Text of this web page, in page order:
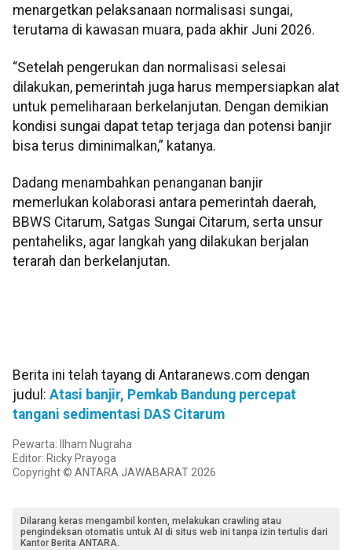
menargetkan pelaksanaan normalisasi sungai,
terutama di kawasan muara, pada akhir Juni 2026.
“Setelah pengerukan dan normalisasi selesai
dilakukan, pemerintah juga harus mempersiapkan alat
untuk pemeliharaan berkelanjutan. Dengan demikian
kondisi sungai dapat tetap terjaga dan potensi banjir
bisa terus diminimalkan,” katanya.
Dadang menambahkan penanganan banjir
memerlukan kolaborasi antara pemerintah daerah,
BBWS Citarum, Satgas Sungai Citarum, serta unsur
pentaheliks, agar langkah yang dilakukan berjalan
terarah dan berkelanjutan.
Berita ini telah tayang di Antaranews.com dengan
judul: Atasi banjir, Pemkab Bandung percepat
tangani sedimentasi DAS Citarum
Pewarta: Ilham Nugraha
Editor: Ricky Prayoga
Copyright © ANTARA JAWABARAT 2026
Dilarang keras mengambil konten, melakukan crawling atau
pengindeksan otomatis untuk AI di situs web ini tanpa izin tertulis dari
Kantor Berita ANTARA.